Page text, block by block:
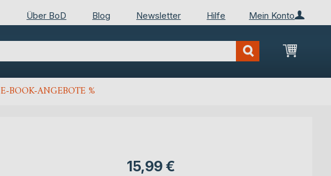
Mein Konto
Über BoD Blog Newsletter Hilfe
Mein
E-BOOK-ANGEBOTE %
15,99 €